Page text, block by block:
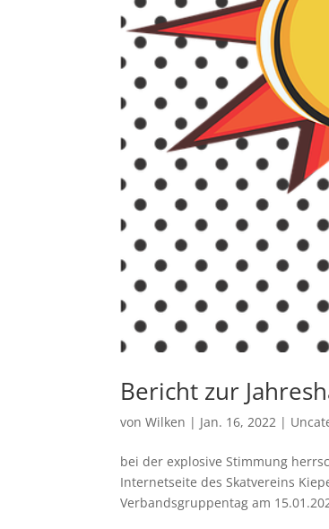
Bericht zur
vonWilken | Jan. 16, 2022 |
bei der explosive Stimmung
Internetseite des Skatvereins
Verbandsgruppentag am